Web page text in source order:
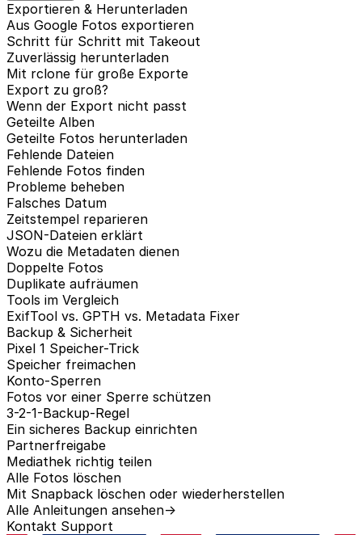
Exportieren & Herunterladen
Aus Google Fotos exportieren
Schritt für Schritt mit Takeout
Zuverlässig herunterladen
Mit rclone für große Exporte
Export zu groß?
Wenn der Export nicht passt
Geteilte Alben
Geteilte Fotos herunterladen
Fehlende Dateien
Fehlende Fotos finden
Probleme beheben
Falsches Datum
Zeitstempel reparieren
JSON-Dateien erklärt
Wozu die Metadaten dienen
Doppelte Fotos
Duplikate aufräumen
Tools im Vergleich
ExifTool vs. GPTH vs. Metadata Fixer
Backup & Sicherheit
Pixel 1 Speicher-Trick
Speicher freimachen
Konto-Sperren
Fotos vor einer Sperre schützen
3-2-1-Backup-Regel
Ein sicheres Backup einrichten
Partnerfreigabe
Mediathek richtig teilen
Alle Fotos löschen
Mit Snapback löschen oder wiederherstellen
Alle Anleitungen ansehen→
Kontakt Support